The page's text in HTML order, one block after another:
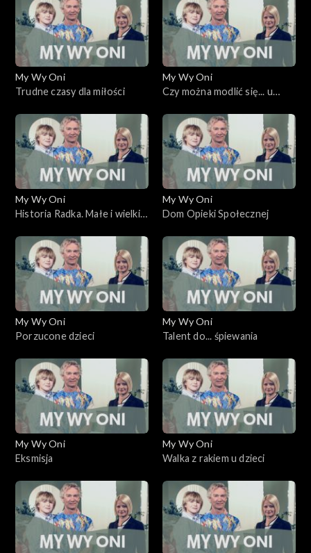
My Wy Oni
Trudne czasy dla miłości
My Wy Oni
Czy można modlić się... u
My Wy Oni
Historia Radka. Małe i wielkie
My Wy Oni
Dom Opieki Społecznej
My Wy Oni
Porzucone dzieci
My Wy Oni
Talent do... śpiewania
My Wy Oni
Eksmisja
My Wy Oni
Walka z rakiem u dzieci